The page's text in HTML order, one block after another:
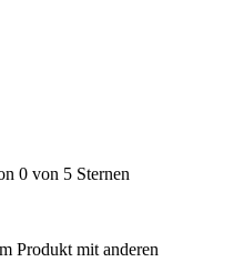
0 von 5 Sternen
Produkt mit anderen